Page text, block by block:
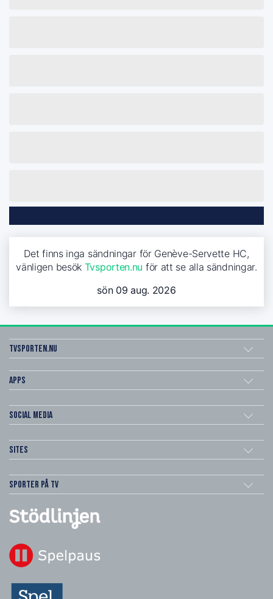
Det finns inga sändningar för Genève-Servette HC,
vänligen besök Tvsporten.nu för att se alla sändningar.
sön 09 aug. 2026
Tvsporten.nu
Apps
Social Media
Sites
Sporter på TV